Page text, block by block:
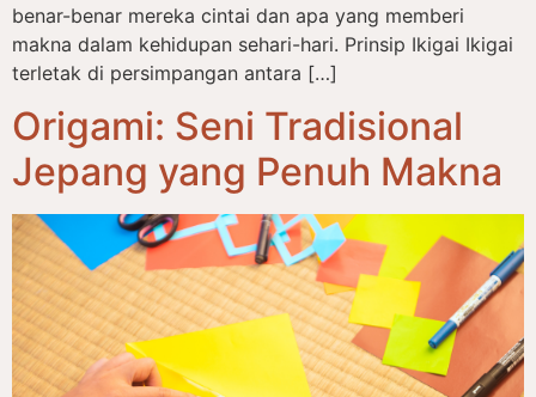
benar-benar mereka cintai dan apa yang memberi
makna dalam kehidupan sehari-hari. Prinsip Ikigai Ikigai
terletak di persimpangan antara […]
Origami: Seni Tradisional
Jepang yang Penuh Makna